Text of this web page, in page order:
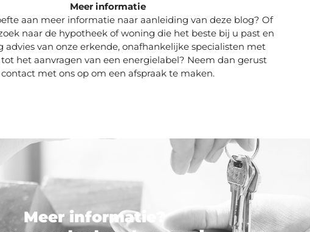
Meer informatie
aan meer informatie naar aanleiding van deze blog? Of
naar de hypotheek of woning die het beste bij u past en
advies van onze erkende, onafhankelijke specialisten met
het aanvragen van een energielabel? Neem dan gerust
contact met ons op om een afspraak te maken.
Meer informatie?